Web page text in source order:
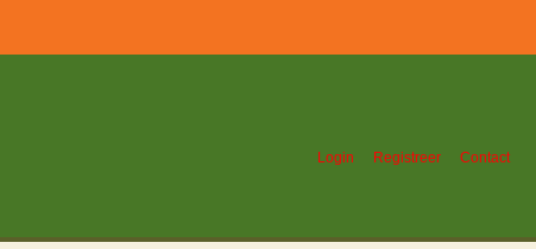
Login Registreer Contact